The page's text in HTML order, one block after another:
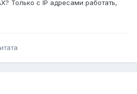
Только с IP адресами работать,